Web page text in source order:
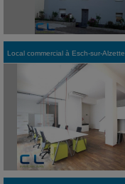
Local commercial à Esch-sur-Alzette